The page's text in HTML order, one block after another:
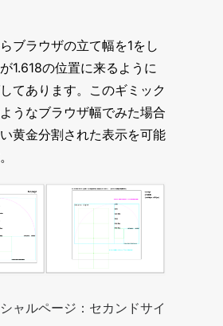
ブラウザの立て幅を1をし
1.618の位置に来るように
てあります。このギミック
うなブラウザ幅でみた場合
黄金分割された表示を可能
ャルページ：セカンドサイ